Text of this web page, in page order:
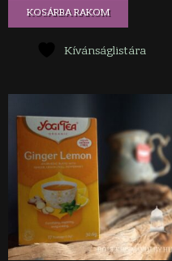
KOSÁRBA RAKOM
Kívánságlistára